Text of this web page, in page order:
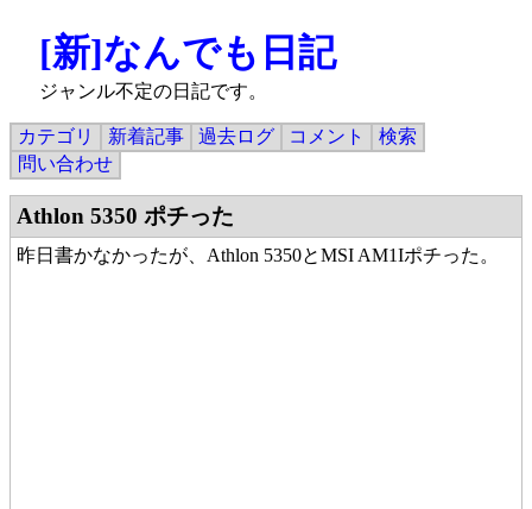
[新]なんでも日記
ジャンル不定の日記です。
カテゴリ 新着記事 過去ログ コメント
検索
問い合わせ
Athlon 5350 ポチった
昨日書かなかったが、Athlon 5350とMSI AM1Iポチった。